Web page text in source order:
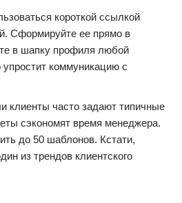
короткой ссылкой
Сформируйте ее прямо в
в шапку профиля любой
коммуникацию с
клиенты часто задают типичные
сэкономят время менеджера.
до 50 шаблонов. Кстати,
из трендов клиентского